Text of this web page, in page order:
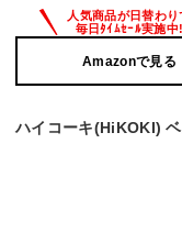
Amazonで見る
ハイコーキ(HiKOKI)